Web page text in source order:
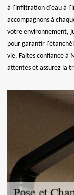
à l'infiltration d'eau à
accompagnons à
votre environnement,
pour garantir
vie. Faites confiance à
attentes et assurez la